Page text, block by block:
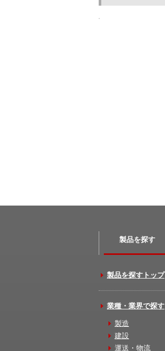
製品を探す
製品を探すトップ
業種・業界で探す
製造
建設
運送・物流